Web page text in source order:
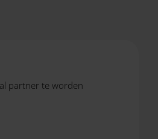
partner te worden